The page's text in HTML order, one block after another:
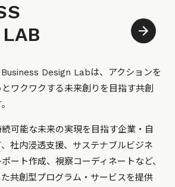
Design Labは、アクションを
ワクワクする未来創りを目指す共創
可能な未来の実現を目指す企業・自
社内浸透支援、サステナブルビジネ
ート作成、視察コーディネートなど、
共創型プログラム・サービスを提供